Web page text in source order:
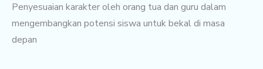
Penyesuaian karakter oleh orang tua dan guru dalam
mengembangkan potensi siswa untuk bekal di masa
depan